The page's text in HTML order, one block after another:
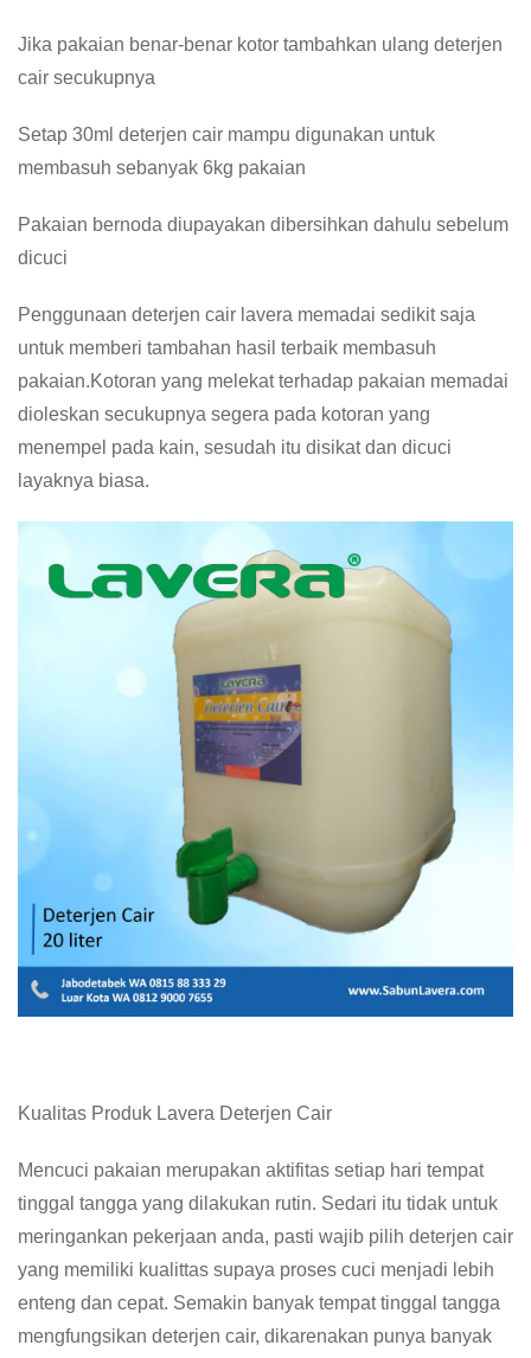
Jika pakaian benar-benar kotor tambahkan ulang deterjen
cair secukupnya
Setap 30ml deterjen cair mampu digunakan untuk
membasuh sebanyak 6kg pakaian
Pakaian bernoda diupayakan dibersihkan dahulu sebelum
dicuci
Penggunaan deterjen cair lavera memadai sedikit saja
untuk memberi tambahan hasil terbaik membasuh
pakaian.Kotoran yang melekat terhadap pakaian memadai
dioleskan secukupnya segera pada kotoran yang
menempel pada kain, sesudah itu disikat dan dicuci
layaknya biasa.
Kualitas Produk Lavera Deterjen Cair
Mencuci pakaian merupakan aktifitas setiap hari tempat
tinggal tangga yang dilakukan rutin. Sedari itu tidak untuk
meringankan pekerjaan anda, pasti wajib pilih deterjen cair
yang memiliki kualittas supaya proses cuci menjadi lebih
enteng dan cepat. Semakin banyak tempat tinggal tangga
mengfungsikan deterjen cair, dikarenakan punya banyak